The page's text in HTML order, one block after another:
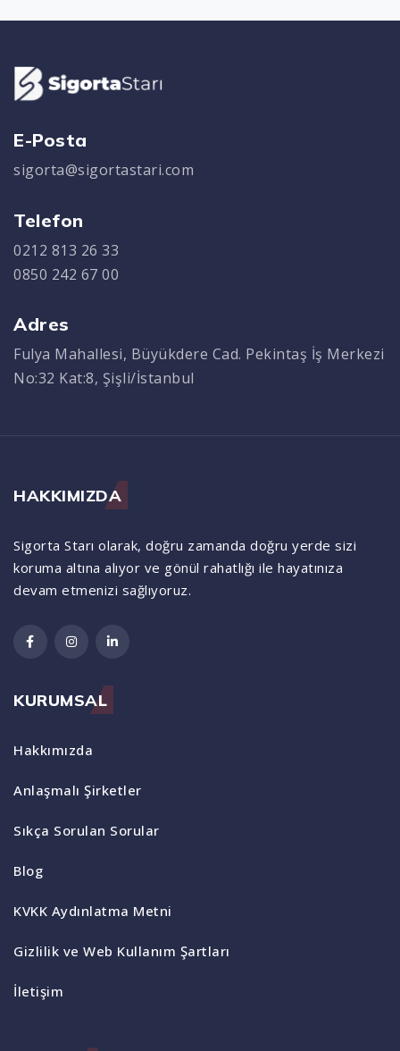
E-Posta
sigorta@sigortastari.com
Telefon
0212 813 26 33
0850 242 67 00
Adres
Fulya Mahallesi, Büyükdere Cad. Pekintaş İş Merkezi
No:32 Kat:8, Şişli/İstanbul
HAKKIMIZDA
Sigorta Starı olarak, doğru zamanda doğru yerde sizi
koruma altına alıyor ve gönül rahatlığı ile hayatınıza
devam etmenizi sağlıyoruz.
KURUMSAL
Hakkımızda
Anlaşmalı Şirketler
Sıkça Sorulan Sorular
Blog
KVKK Aydınlatma Metni
Gizlilik ve Web Kullanım Şartları
İletişim